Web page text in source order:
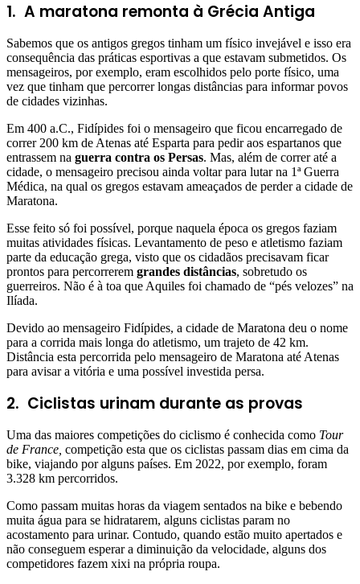
1. A maratona remonta à Grécia Antiga
Sabemos que os antigos gregos tinham um físico invejável e isso era
consequência das práticas esportivas a que estavam submetidos. Os
mensageiros, por exemplo, eram escolhidos pelo porte físico, uma
vez que tinham que percorrer longas distâncias para informar povos
de cidades vizinhas.
Em 400 a.C., Fidípides foi o mensageiro que ficou encarregado de
correr 200 km de Atenas até Esparta para pedir aos espartanos que
entrassem na guerra contra os Persas. Mas, além de correr até a
cidade, o mensageiro precisou ainda voltar para lutar na 1ª Guerra
Médica, na qual os gregos estavam ameaçados de perder a cidade de
Maratona.
Esse feito só foi possível, porque naquela época os gregos faziam
muitas atividades físicas. Levantamento de peso e atletismo faziam
parte da educação grega, visto que os cidadãos precisavam ficar
prontos para percorrerem grandes distâncias, sobretudo os
guerreiros. Não é à toa que Aquiles foi chamado de “pés velozes” na
Ilíada.
Devido ao mensageiro Fidípides, a cidade de Maratona deu o nome
para a corrida mais longa do atletismo, um trajeto de 42 km.
Distância esta percorrida pelo mensageiro de Maratona até Atenas
para avisar a vitória e uma possível investida persa.
2. Ciclistas urinam durante as provas
Uma das maiores competições do ciclismo é conhecida como Tour
de France, competição esta que os ciclistas passam dias em cima da
bike, viajando por alguns países. Em 2022, por exemplo, foram
3.328 km percorridos.
Como passam muitas horas da viagem sentados na bike e bebendo
muita água para se hidratarem, alguns ciclistas param no
acostamento para urinar. Contudo, quando estão muito apertados e
não conseguem esperar a diminuição da velocidade, alguns dos
competidores fazem xixi na própria roupa.